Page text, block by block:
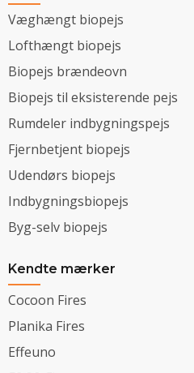
Væghængt biopejs
Lofthængt biopejs
Biopejs brændeovn
Biopejs til eksisterende pejs
Rumdeler indbygningspejs
Fjernbetjent biopejs
Udendørs biopejs
Indbygningsbiopejs
Byg-selv biopejs
Kendte mærker
Cocoon Fires
Planika Fires
Effeuno